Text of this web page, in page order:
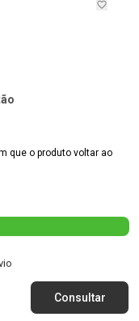
que o produto voltar ao